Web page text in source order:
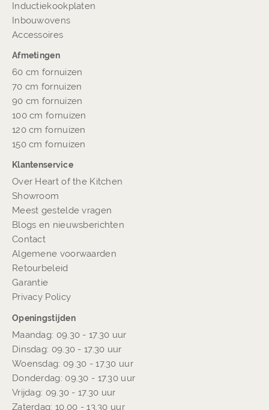
Inductiekookplaten
Inbouwovens
Accessoires
Afmetingen
60 cm fornuizen
70 cm fornuizen
90 cm fornuizen
100 cm fornuizen
120 cm fornuizen
150 cm fornuizen
Klantenservice
Over Heart of the Kitchen
Showroom
Meest gestelde vragen
Blogs en nieuwsberichten
Contact
Algemene voorwaarden
Retourbeleid
Garantie
Privacy Policy
Openingstijden
Maandag: 09.30 - 17.30 uur
Dinsdag: 09.30 - 17.30 uur
Woensdag: 09.30 - 17.30 uur
Donderdag: 09.30 - 17.30 uur
Vrijdag: 09.30 - 17.30 uur
Zaterdag: 10.00 - 13.30 uur